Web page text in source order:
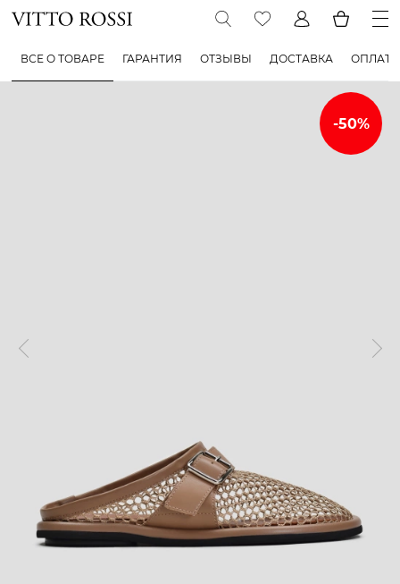
ВСЕ О ТОВАРЕ ГАРАНТИЯ ОТЗЫВЫ ДОСТАВКА ОПЛАТА